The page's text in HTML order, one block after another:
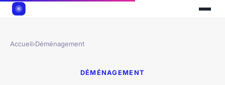
Accueil›Déménagement
DÉMÉNAGEMENT